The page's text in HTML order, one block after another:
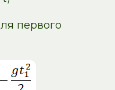
первого